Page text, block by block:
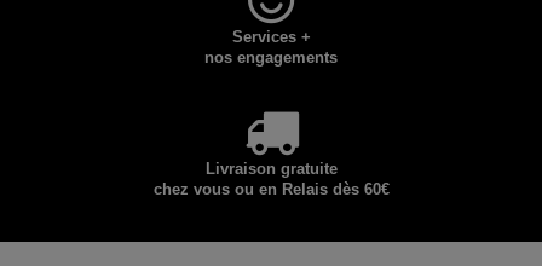
Services +
nos engagements
Livraison gratuite
chez vous ou en Relais dès 60€